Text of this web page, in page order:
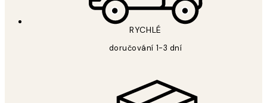
RYCHLÉ
doručování 1-3 dní